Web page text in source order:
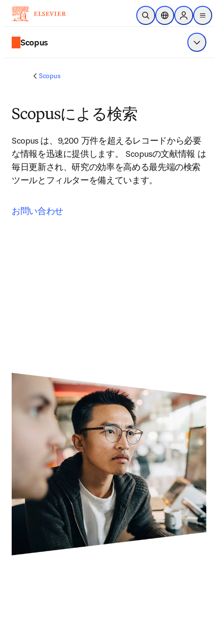
メインのコンテンツにスキップ
検索を開くロケーションセレ
Sign in to
menu
Scopus メニュ
Scopus
Scopusによる検索
Scopus は、9,200 万件を超えるレコードから必要
な情報を迅速に提供します。 Scopusの文献情報 は
毎日更新され、研究の効率を高める最先端の検索
ツールとフィルターを備えています。
お問い合わせ